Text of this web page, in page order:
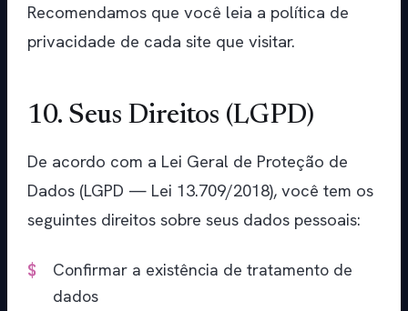
Recomendamos que você leia a política de
privacidade de cada site que visitar.
10. Seus Direitos (LGPD)
De acordo com a Lei Geral de Proteção de
Dados (LGPD — Lei 13.709/2018), você tem os
seguintes direitos sobre seus dados pessoais:
Confirmar a existência de tratamento de
dados